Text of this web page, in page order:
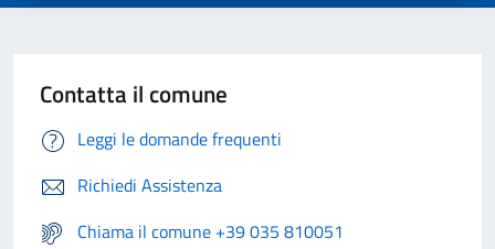
Contatta il comune
Leggi le domande frequenti
Richiedi Assistenza
Chiama il comune +39 035 810051